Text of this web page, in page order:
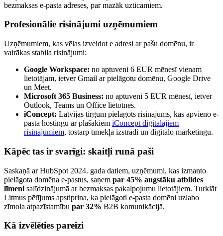
bezmaksas e-pasta adreses, par mazāk uzticamiem.
Profesionālie risinājumi uzņēmumiem
Uzņēmumiem, kas vēlas izveidot e adresi ar pašu domēnu, ir
vairākas stabila risinājumi:
Google Workspace: no aptuveni 6 EUR mēnesī vienam
lietotājam, ietver Gmail ar pielāgotu domēnu, Google Drive
un Meet.
Microsoft 365 Business: no aptuveni 5 EUR mēnesī, ietver
Outlook, Teams un Office lietotnes.
iConcept: Latvijas tirgum pielāgots risinājums, kas apvieno e-
pasta hostingu ar plašākiem iConcept digitālajiem
risinājumiem, tostarp tīmekļa izstrādi un digitālo mārketingu.
Kāpēc tas ir svarīgi: skaitļi runā paši
Saskaņā ar HubSpot 2024. gada datiem, uzņēmumi, kas izmanto
pielāgota domēna e-pastus, saņem par 45% augstāku atbildes
līmeni salīdzinājumā ar bezmaksas pakalpojumu lietotājiem. Turklāt
Litmus pētījums apstiprina, ka pielāgoti e-pasta domēni uzlabo
zīmola atpazīstamību par 32% B2B komunikācijā.
Kā izvēlēties pareizi